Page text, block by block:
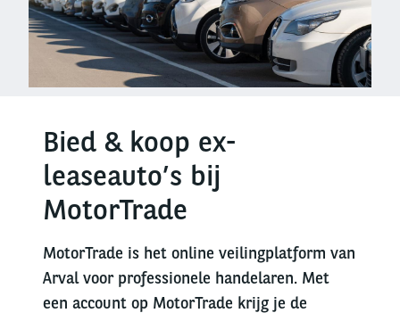
Bied & koop ex-
leaseauto’s bij
MotorTrade
MotorTrade is het online veilingplatform van
Arval voor professionele handelaren. Met
een account op MotorTrade krijg je de